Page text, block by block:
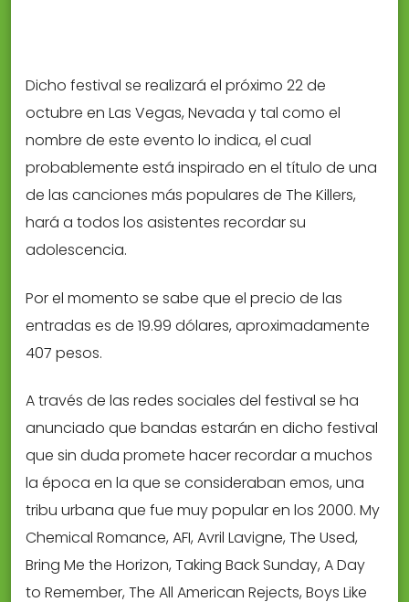
Dicho festival se realizará el próximo 22 de
octubre en Las Vegas, Nevada y tal como el
nombre de este evento lo indica, el cual
probablemente está inspirado en el título de una
de las canciones más populares de The Killers,
hará a todos los asistentes recordar su
adolescencia.
Por el momento se sabe que el precio de las
entradas es de 19.99 dólares, aproximadamente
407 pesos.
A través de las redes sociales del festival se ha
anunciado que bandas estarán en dicho festival
que sin duda promete hacer recordar a muchos
la época en la que se consideraban emos, una
tribu urbana que fue muy popular en los 2000. My
Chemical Romance, AFI, Avril Lavigne, The Used,
Bring Me the Horizon, Taking Back Sunday, A Day
to Remember, The All American Rejects, Boys Like